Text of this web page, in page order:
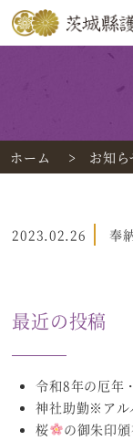
ホーム お知ら
2023.02.26 奉
最近の投稿
令和8年の厄年
神社助勤※ア
桜
の御朱印